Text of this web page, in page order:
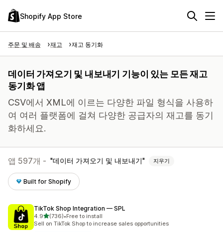
Shopify App Store
주문 및 배송 재고 재고 동기화
데이터 가져오기 및 내보내기 기능이 있는 모든 재고
동기화 앱
CSV에서 XML에 이르는 다양한 파일 형식을 사용하
여 여러 플랫폼에 걸쳐 다양한 공급자의 재고를 동기
화하세요.
앱 597개 - 데이터 가져오기 및 내보내기 지우기
Built for Shopify
TikTok Shop Integration — SPL
4.9별 5개 중
(736)
총 리뷰 736개
•Free to install
Sell on TikTok Shop to increase sales opportunities